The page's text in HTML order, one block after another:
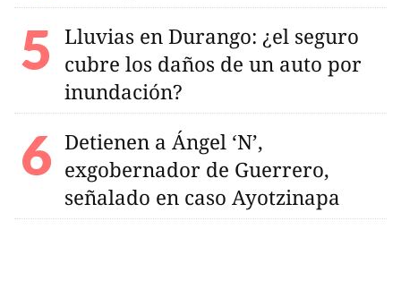
Lluvias en Durango: ¿el seguro
cubre los daños de un auto por
inundación?
Detienen a Ángel ‘N’,
exgobernador de Guerrero,
señalado en caso Ayotzinapa